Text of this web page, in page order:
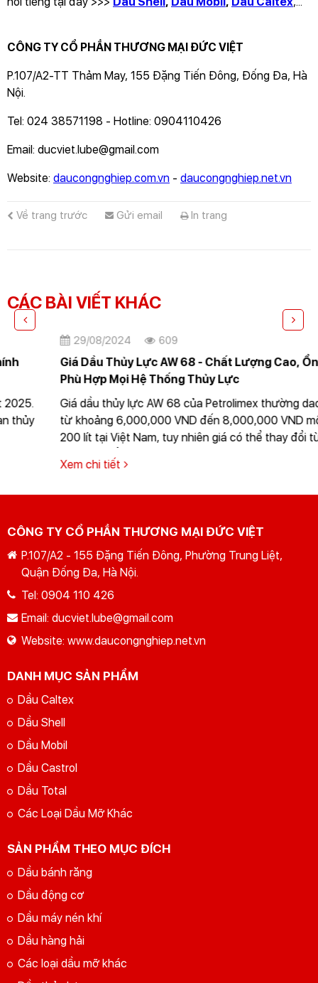
CÔNG TY CỔ PHẦN THƯƠNG MẠI ĐỨC VIỆT
P.107/A2-TT Thảm May, 155 Đặng Tiến Đông, Đống Đa, Hà
Nội.
Tel: 024 38571198 - Hotline: 0904110426
Email: ducviet.lube@gmail.com
Website: daucongnghiep.com.vn - daucongnghiep.net.vn
Về trang trước Gửi email In trang
CÁC BÀI VIẾT KHÁC
29/08/2024 609
Giá Dầu Thủy Lực AW 68 - Chất Lượng Cao, Ổn Định,
Phù Hợp Mọi Hệ Thống Thủy Lực
Giá dầu thủy lực AW 68 của Petrolimex thường dao động
từ khoảng 6,000,000 VND đến 8,000,000 VND một thùng
200 lít tại Việt Nam, tuy nhiên giá có thể thay đổi tùy thuộc
vào thời điểm mua hàng và chính sách bán hàng của nhà
Xem chi tiết
CÔNG TY CỔ PHẦN THƯƠNG MẠI ĐỨC VIỆT
P.107/A2 - 155 Đặng Tiến Đông, Phường Trung Liệt,
Quận Đống Đa, Hà Nội.
Tel: 0904 110 426
Email: ducviet.lube@gmail.com
Website: www.daucongnghiep.net.vn
DANH MỤC SẢN PHẨM
Dầu Caltex
Dầu Shell
Dầu Mobil
Dầu Castrol
Dầu Total
Các Loại Dầu Mỡ Khác
SẢN PHẨM THEO MỤC ĐÍCH
Dầu bánh răng
Dầu động cơ
Dầu máy nén khí
Dầu hàng hải
Các loại dầu mỡ khác